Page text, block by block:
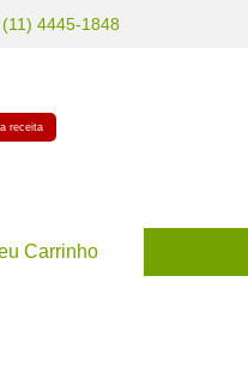
4445-1848
receita